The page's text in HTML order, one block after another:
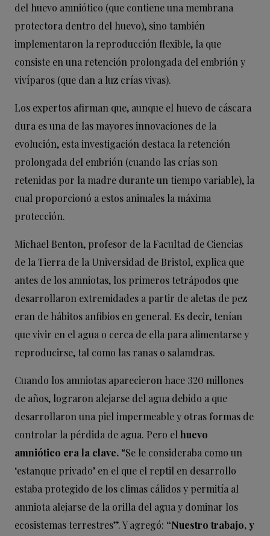
del huevo amniótico (que contiene una membrana
protectora dentro del huevo), sino también
implementaron la reproducción flexible, la que
consiste en una retención prolongada del embrión y
vivíparos (que dan a luz crías vivas).
Los expertos afirman que, aunque el huevo de cáscara
dura es una de las mayores innovaciones de la
evolución, esta investigación destaca la retención
prolongada del embrión (cuando las crías son
retenidas por la madre durante un tiempo variable), la
cual proporcionó a estos animales la máxima
protección.
Michael Benton, profesor de la Facultad de Ciencias
de la Tierra de la Universidad de Bristol, explica que
antes de los amniotas, los primeros tetrápodos que
desarrollaron extremidades a partir de aletas de pez
eran de hábitos anfibios en general. Es decir, tenían
que vivir en el agua o cerca de ella para alimentarse y
reproducirse, tal como las ranas o salamdras.
Cuando los amniotas aparecieron hace 320 millones
de años, lograron alejarse del agua debido a que
desarrollaron una piel impermeable y otras formas de
controlar la pérdida de agua. Pero el huevo
amniótico era la clave. “Se le consideraba como un
‘estanque privado’ en el que el reptil en desarrollo
estaba protegido de los climas cálidos y permitía al
amniota alejarse de la orilla del agua y dominar los
ecosistemas terrestres”. Y agregó: “Nuestro trabajo, y